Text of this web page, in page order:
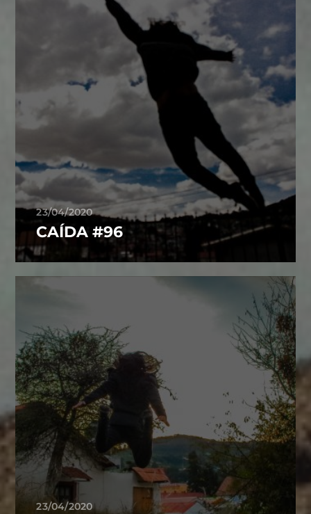
23/04/2020
CAÍDA #96
23/04/2020